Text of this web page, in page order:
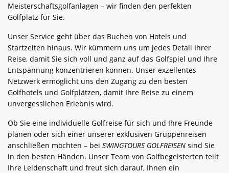
Meisterschaftsgolfanlagen – wir finden den perfekten
Golfplatz für Sie.
Unser Service geht über das Buchen von Hotels und
Startzeiten hinaus. Wir kümmern uns um jedes Detail Ihrer
Reise, damit Sie sich voll und ganz auf das Golfspiel und Ihre
Entspannung konzentrieren können. Unser exzellentes
Netzwerk ermöglicht uns den Zugang zu den besten
Golfhotels und Golfplätzen, damit Ihre Reise zu einem
unvergesslichen Erlebnis wird.
Ob Sie eine individuelle Golfreise für sich und Ihre Freunde
planen oder sich einer unserer exklusiven Gruppenreisen
anschließen möchten – beiSWINGTOURS GOLFREISEN sind Sie
in den besten Händen. Unser Team von Golfbegeisterten teilt
Ihre Leidenschaft und freut sich darauf, Ihnen ein